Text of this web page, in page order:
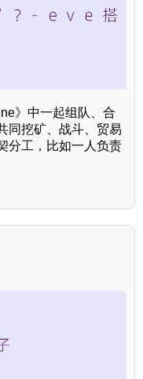
》中一起组队、合
同挖矿、战斗、贸易
分工，比如一人负责